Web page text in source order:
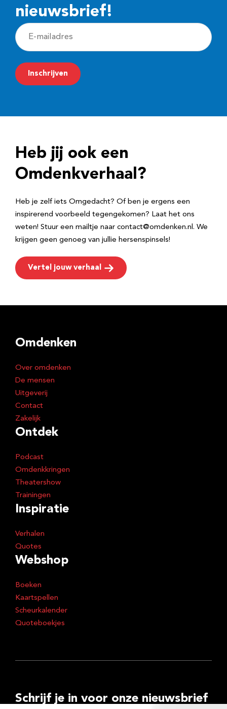
nieuwsbrief!
E
-
m
a
r
e
Inschrijven
Heb jij ook een
Omdenkverhaal?
Heb je zelf iets Omgedacht? Of ben je ergens een
inspirerend voorbeeld tegengekomen? Laat het ons
weten! Stuur een mailtje naar contact@omdenken.nl. We
krijgen geen genoeg van jullie hersenspinsels!
Vertel jouw verhaal
Omdenken
Over omdenken
De mensen
Uitgeverij
Contact
Zakelijk
Ontdek
Podcast
Omdenkkringen
Theatershow
Trainingen
Inspiratie
Verhalen
Quotes
Webshop
Boeken
Kaartspellen
Scheurkalender
Quoteboekjes
Schrijf je in voor onze nieuwsbrief